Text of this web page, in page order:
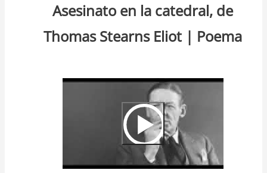
Asesinato en la catedral, de
Thomas Stearns Eliot | Poema
Video
Url